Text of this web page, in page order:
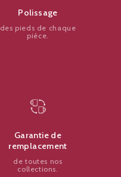
Polissage
des pieds de chaque
pièce.
Garantie de
remplacement
de toutes nos
collections.